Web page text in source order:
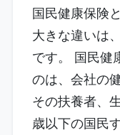
国民健康保険
大きな違いは
です。 国民健
のは、会社の
その扶養者、
歳以下の国民